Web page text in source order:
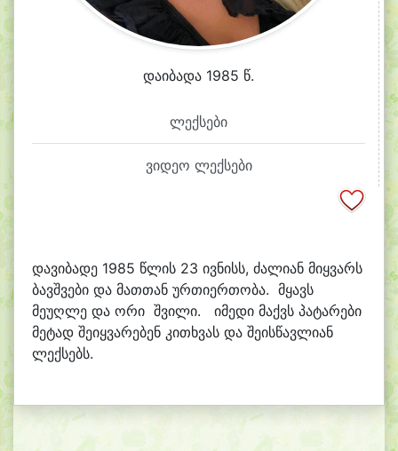
დაიბადა 1985 წ.
ლექსები
ვიდეო ლექსები
დავიბადე 1985 წლის 23 ივნისს, ძალიან მიყვარს
ბავშვები და მათთან ურთიერთობა. მყავს
მეუღლე და ორი შვილი. იმედი მაქვს პატარები
მეტად შეიყვარებენ კითხვას და შეისწავლიან
ლექსებს.